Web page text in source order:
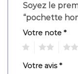
Soyez le
“pochette
Votre note *
Votre avis*